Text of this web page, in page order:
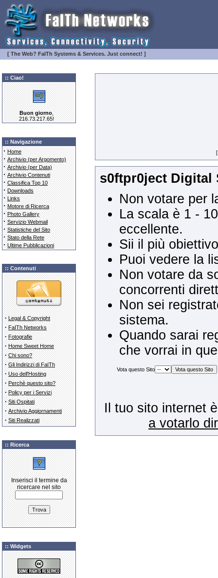
[ The Web? FaITh Systems & Services. Just connect! ]
:: Ciao!
Buon giorno,
216.73.217.65!
:: Navigazione
· Home
· Archivio (per Argomento)
· Archivio (per Data)
· Archivio Contenuti
· Classifica Top 10
· Downloads
· Links
· Motore di Ricerca
· Photo Gallery
· Servizio Webmail
· Statistiche del Sito
· Stato della Rete
· Ultime Pubblicazioni
:: Contenuti
· Legal & Copyright
· FaITh Networks
· Fotografie
· Home Sweet Home
· Chi sono?
· Gli Indirizzi di FaITh
· Uso dell'Hosting
· Perchè questo sito?
· Policy per i Servizi
· Siti Ospitati
· Archivio Aggiornamenti
· Siti Realizzati
:: Ricerca
Inserisci il termine da
ricercare nel sito
:: Widgets
s0ftpr0ject Digital
Non votare per
La scala è 1 -
eccellente.
Sii il più
Puoi vedere la
Non votare da
concorrenti
Non sei
sistema.
Quando sarai
che vorrai in
Vota questo Sito
Il tuo sito internet
a votarlo